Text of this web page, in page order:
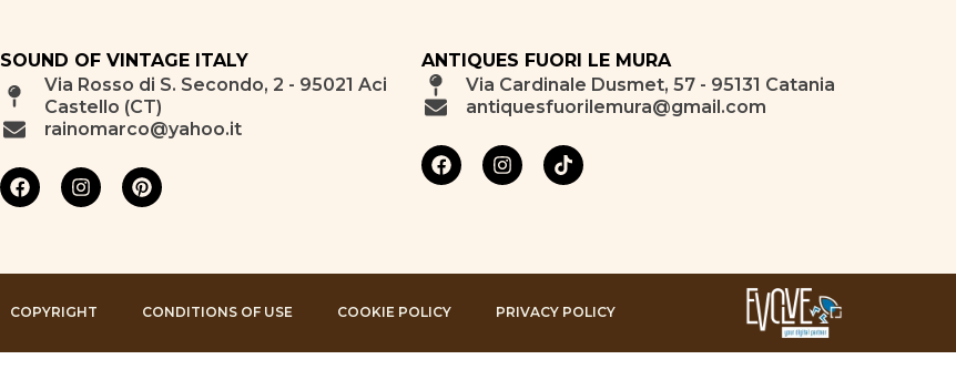
SOUND OF VINTAGE ITALY
Via Rosso di S. Secondo, 2 - 95021 Aci
Castello (CT)
rainomarco@yahoo.it
ANTIQUES FUORI LE MURA
Via Cardinale Dusmet, 57 - 95131 Catania
antiquesfuorilemura@gmail.com
COPYRIGHT CONDITIONS OF USE COOKIE POLICY PRIVACY POLICY